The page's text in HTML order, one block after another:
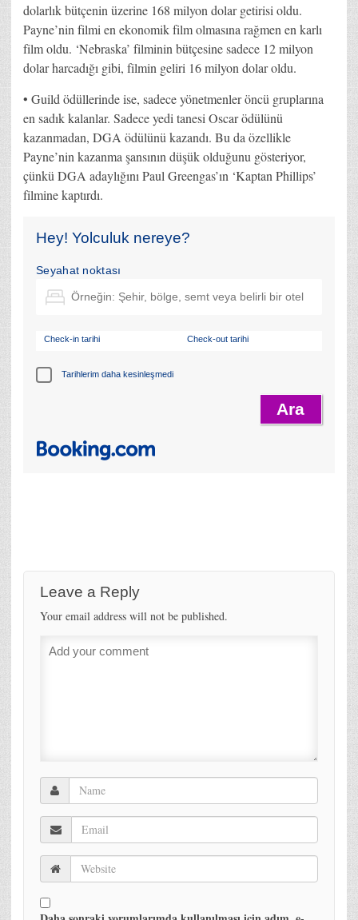
dolarlık bütçenin üzerine 168 milyon dolar getirisi oldu.
Payne’nin filmi en ekonomik film olmasına rağmen en karlı
film oldu. ‘Nebraska’ filminin bütçesine sadece 12 milyon
dolar harcadığı gibi, filmin geliri 16 milyon dolar oldu.
• Guild ödüllerinde ise, sadece yönetmenler öncü gruplarına
en sadık kalanlar. Sadece yedi tanesi Oscar ödülünü
kazanmadan, DGA ödülünü kazandı. Bu da özellikle
Payne’nin kazanma şansının düşük olduğunu gösteriyor,
çünkü DGA adaylığını Paul Greengas’ın ‘Kaptan Phillips’
filmine kaptırdı.
Hey! Yolculuk nereye?
Seyahat noktası
Check-in tarihi Check-out tarihi
Tarihlerim daha kesinleşmedi
Leave a Reply
Your email address will not be published.